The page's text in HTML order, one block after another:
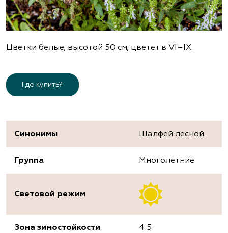
Цветки белые; высотой 50 см; цветет в VІ–ІХ.
Где купить?
Синонимы Шалфей лесной.
Группа Многолетние
Световой режим
Зона зимостойкости 4 5